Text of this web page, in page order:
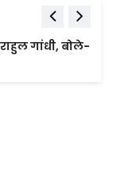
गांधी, बोले-